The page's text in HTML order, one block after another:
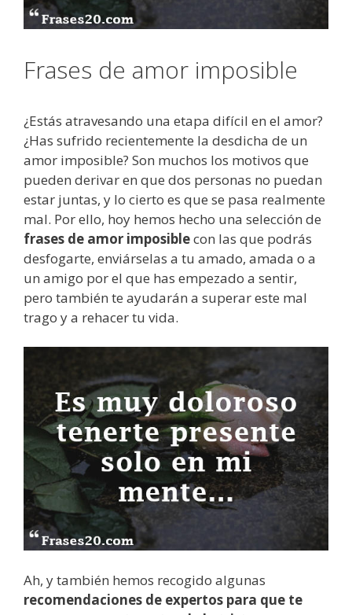
Frases de amor imposible
¿Estás atravesando una etapa difícil en el amor?
¿Has sufrido recientemente la desdicha de un
amor imposible? Son muchos los motivos que
pueden derivar en que dos personas no puedan
estar juntas, y lo cierto es que se pasa realmente
mal. Por ello, hoy hemos hecho una selección de
frases de amor imposiblecon las que podrás
desfogarte, enviárselas a tu amado, amada o a
un amigo por el que has empezado a sentir,
pero también te ayudarán a superar este mal
trago y a rehacer tu vida.
Ah, y también hemos recogido algunas
recomendaciones de expertos para que te